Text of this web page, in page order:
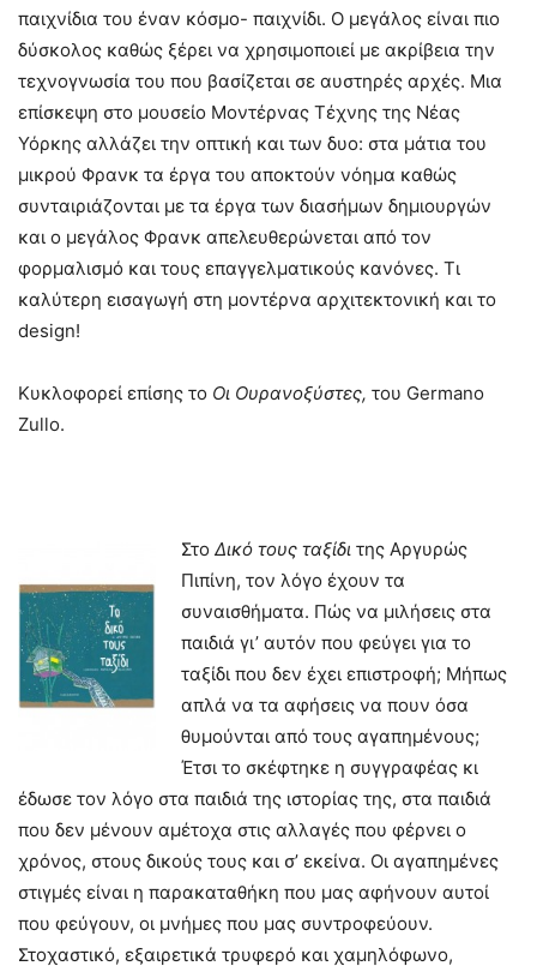
παιχνίδια του έναν κόσμο- παιχνίδι. Ο μεγάλος είναι πιο
δύσκολος καθώς ξέρει να χρησιμοποιεί με ακρίβεια την
τεχνογνωσία του που βασίζεται σε αυστηρές αρχές. Μια
επίσκεψη στο μουσείο Μοντέρνας Τέχνης της Νέας
Υόρκης αλλάζει την οπτική και των δυο: στα μάτια του
μικρού Φρανκ τα έργα του αποκτούν νόημα καθώς
συνταιριάζονται με τα έργα των διασήμων δημιουργών
και ο μεγάλος Φρανκ απελευθερώνεται από τον
φορμαλισμό και τους επαγγελματικούς κανόνες. Τι
καλύτερη εισαγωγή στη μοντέρνα αρχιτεκτονική και το
design!
Κυκλοφορεί επίσης το Οι Ουρανοξύστες, του Germano
Zullo.
Στο Δικό τους ταξίδι της Αργυρώς
Πιπίνη, τον λόγο έχουν τα
συναισθήματα. Πώς να μιλήσεις στα
παιδιά γι’ αυτόν που φεύγει για το
ταξίδι που δεν έχει επιστροφή; Μήπως
απλά να τα αφήσεις να πουν όσα
θυμούνται από τους αγαπημένους;
Έτσι το σκέφτηκε η συγγραφέας κι
έδωσε τον λόγο στα παιδιά της ιστορίας της, στα παιδιά
που δεν μένουν αμέτοχα στις αλλαγές που φέρνει ο
χρόνος, στους δικούς τους και σ’ εκείνα. Οι αγαπημένες
στιγμές είναι η παρακαταθήκη που μας αφήνουν αυτοί
που φεύγουν, οι μνήμες που μας συντροφεύουν.
Στοχαστικό, εξαιρετικά τρυφερό και χαμηλόφωνο,